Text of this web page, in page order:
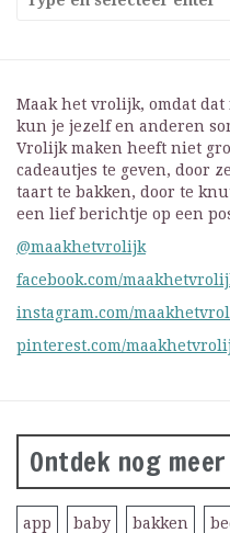
Maak het vrolijk, omdat
kun je jezelf en anderen
Vrolijk maken heeft niet
cadeautjes te geven, door
taart te bakken, door te
een lief berichtje op een
@maakhetvrolijk
facebook.com/
instagram.com/
pinterest.com/
Ontdek nog meer
app baby bakken